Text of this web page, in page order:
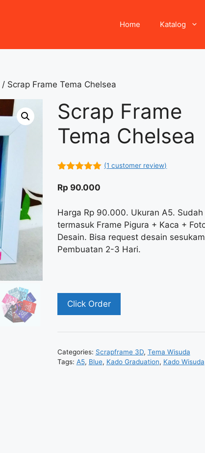
Home Katalog
/ Scrap Frame Tema Chelsea
Scrap Frame
Tema Chelsea
5
(1 customer review)
Rp 90.000
Harga Rp 90.000. Ukuran A5. Sudah
termasuk Frame Pigura + Kaca +
Desain. Bisa request desain
Pembuatan 2-3 Hari.
Click Order
Categories: Scrapframe 3D, Tema Wisuda
Tags: A5, Blue, Kado Graduation, Kado Wisuda